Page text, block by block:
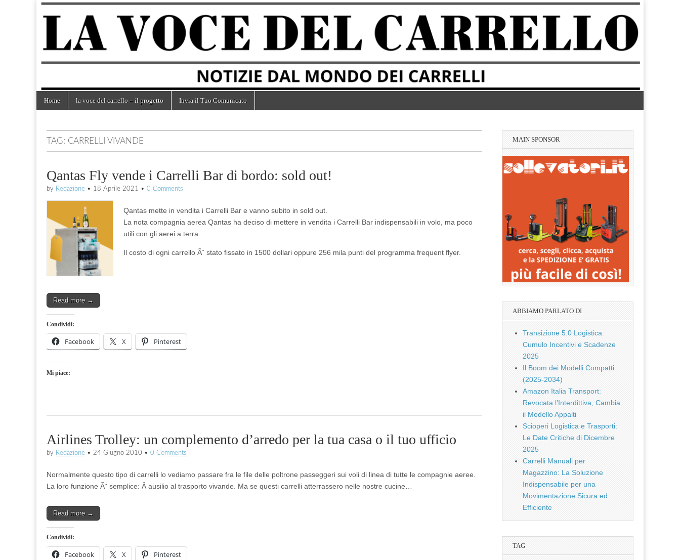
la voce
del
notizie
carrelli
Main
menu
Home la voce del carrello – il progetto Invia il Tuo Comunicato
TAG: CARRELLI VIVANDE
Qantas Fly vende i Carrelli Bar di bordo: sold out!
by Redazione • 18 Aprile 2021 • 0 Comments
Qantas mette in vendita i Carrelli Bar e vanno subito in sold out.
La nota compagnia aerea Qantas ha deciso di mettere in vendita i Carrelli Bar indispensabili in volo, ma poco
utili con gli aerei a terra.
Il costo di ogni carrello Ã¨ stato fissato in 1500 dollari oppure 256 mila punti del programma frequent flyer.
Read more →
Condividi:
Facebook X Pinterest
Mi piace:
Airlines Trolley: un complemento d’arredo per la tua casa o il tuo ufficio
by Redazione • 24 Giugno 2010 • 0 Comments
Normalmente questo tipo di carrelli lo vediamo passare fra le file delle poltrone passeggeri sui voli di linea di tutte le compagnie aeree.
La loro funzione Ã¨ semplice: Â ausilio al trasporto vivande. Ma se questi carrelli atterrassero nelle nostre cucine…
Read more →
Condividi:
Facebook X Pinterest
MAIN SPONSOR
ABBIAMO PARLATO DI
Transizione 5.0 Logistica:
Cumulo Incentivi e Scadenze
2025
Il Boom dei Modelli Compatti
(2025-2034)
Amazon Italia Transport:
Revocata l’Interdittiva, Cambia
il Modello Appalti
Scioperi Logistica e Trasporti:
Le Date Critiche di Dicembre
2025
Carrelli Manuali per
Magazzino: La Soluzione
Indispensabile per una
Movimentazione Sicura ed
Efficiente
TAG